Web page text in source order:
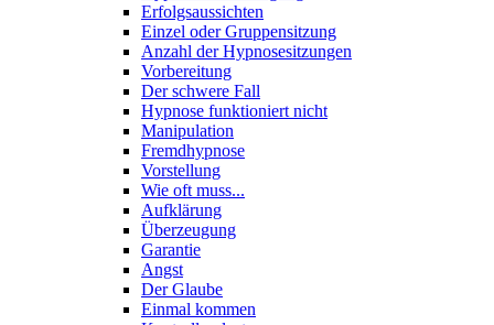
Erfolgsaussichten
Einzel oder Gruppensitzung
Anzahl der Hypnosesitzungen
Vorbereitung
Der schwere Fall
Hypnose funktioniert nicht
Manipulation
Fremdhypnose
Vorstellung
Wie oft muss...
Aufklärung
Überzeugung
Garantie
Angst
Der Glaube
Einmal kommen